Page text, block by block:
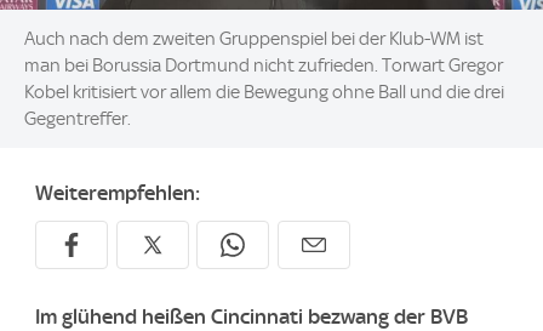
Auch nach dem zweiten Gruppenspiel bei der Klub-WM ist
man bei Borussia Dortmund nicht zufrieden. Torwart Gregor
Kobel kritisiert vor allem die Bewegung ohne Ball und die drei
Gegentreffer.
Weiterempfehlen:
Im glühend heißen Cincinnati bezwang der BVB